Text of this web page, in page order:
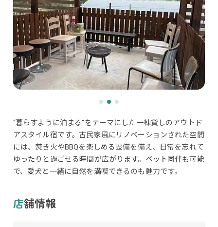
“暮らすように泊まる”をテーマにした一棟貸しのアウトド
アスタイル宿です。古民家風にリノベーションされた空間
には、焚き火やBBQを楽しめる設備を備え、日常を忘れて
ゆったりと過ごせる時間が広がります。ペット同伴も可能
で、愛犬と一緒に自然を満喫できるのも魅力です。
店舗情報